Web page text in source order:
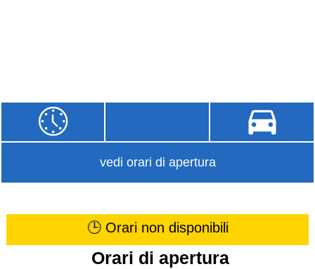
vedi orari di apertura
🕒 Orari non disponibili
Orari di apertura